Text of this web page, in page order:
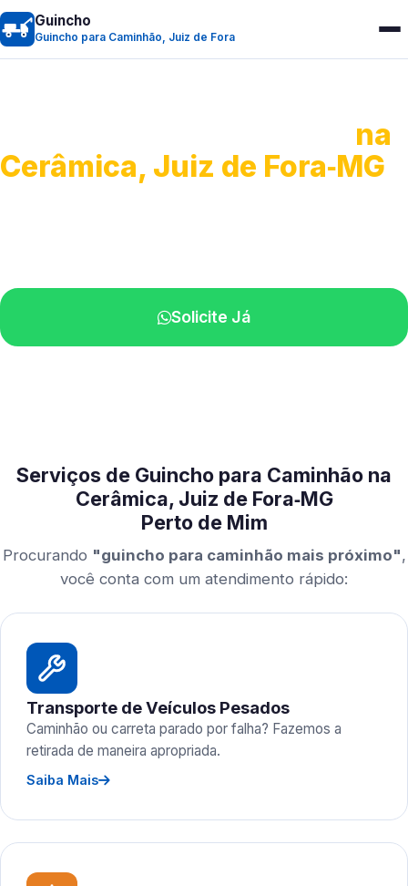
Guincho
Guincho para Caminhão, Juiz de Fora
na
Cerâmica, Juiz de Fora‑MG
Solicite Já
Serviços de Guincho para Caminhão na
Cerâmica, Juiz de Fora‑MG
Perto de Mim
Procurando "guincho para caminhão mais próximo",
você conta com um atendimento rápido:
Transporte de Veículos Pesados
Caminhão ou carreta parado por falha? Fazemos a
retirada de maneira apropriada.
Saiba Mais